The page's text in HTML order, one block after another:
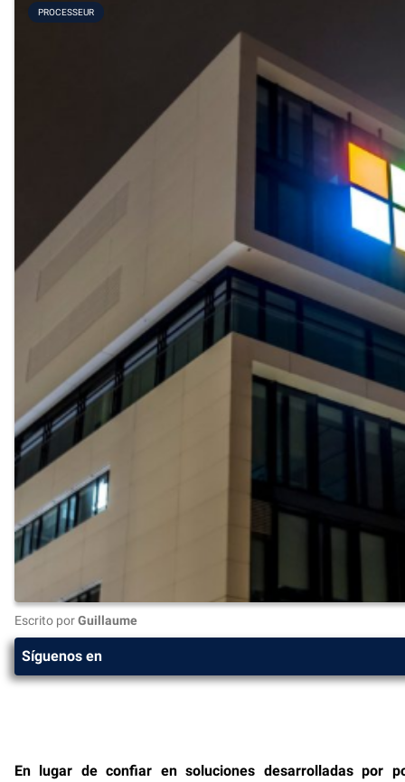
PROCESSEUR
Escrito porGuillaume
Síguenos en
En lugar de confiar en soluciones desarrolladas por